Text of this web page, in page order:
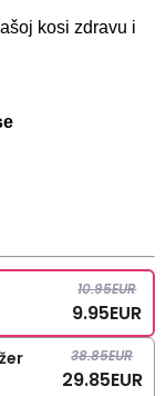
kosi zdravu i
10.95EUR
9.95EUR
38.85EUR
29.85EUR